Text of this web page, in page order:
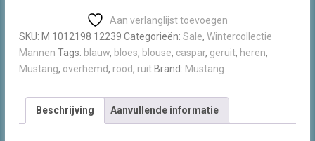
aantal
Aan verlanglijst toevoegen
SKU: M 1012198 12239 Categorieën: Sale, Wintercollectie
Mannen Tags: blauw, bloes, blouse, caspar, geruit, heren,
Mustang, overhemd, rood, ruit Brand: Mustang
Beschrijving Aanvullende informatie